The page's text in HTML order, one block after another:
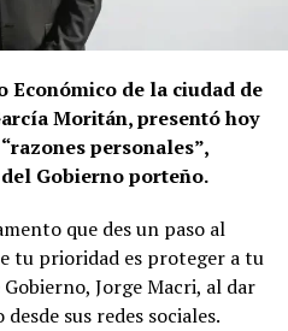
de la ciudad de
Moritán, presentó hoy
personales”,
Gobierno porteño.
que des un paso al
tu prioridad es proteger a tu
Jorge Macri, al dar
sus redes sociales.